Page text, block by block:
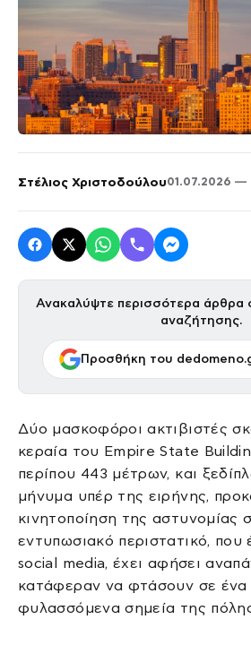
Στέλιος Χριστοδούλου01.07.2026 —
Ανακαλύψτε περισσότερα άρθρα
αναζήτησης.
Προσθήκη του
Δύο μασκοφόροι ακτιβιστές
κεραία του Empire State
περίπου 443 μέτρων, και
μήνυμα υπέρ της ειρήνης,
κινητοποίηση της αστυνομίας
εντυπωσιακό περιστατικό, που
social media, έχει αφήσει
κατάφεραν να φτάσουν σε ένα
φυλασσόμενα σημεία της